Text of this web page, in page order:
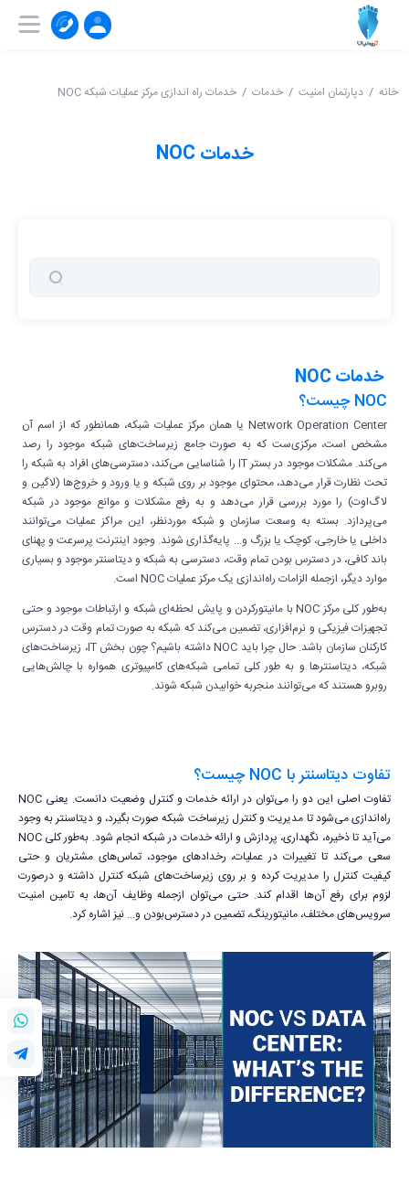
ثبت‌ نام | ورود
خانه دپارتمان امنیت خدمات خدمات راه اندازی مرکز عملیات شبکه NOC
خدمات NOC
خدمات NOC
NOC چیست؟
Network Operation Center یا همان مرکز عملیات شبکه، همانطور که از اسم آن
مشخص است، مرکزی‌ست که به صورت جامع زیرساخت‌های شبکه موجود را رصد
می‌کند. مشکلات موجود در بستر IT را شناسایی می‌کند، دسترسی‌های افراد به شبکه را
تحت نظارت قرار می‌دهد، محتوای موجود بر روی شبکه و یا ورود و خروج‌ها (لاگین و
لاگ‌اوت) را مورد بررسی قرار می‌دهد و به رفع مشکلات و موانع موجود در شبکه
می‌پردازد. بسته به وسعت سازمان و شبکه موردنظر، این مراکز عملیات می‌توانند
داخلی یا خارجی، کوچک یا بزرگ و... پایه‌گذاری شوند. وجود اینترنت پرسرعت و پهنای
باند کافی، در دسترس بودن تمام وقت، دسترسی به شبکه و دیتاسنتر موجود و بسیاری
موارد دیگر، ازجمله الزامات راه‌اندازی یک مرکز عملیات NOC است.
به‌طور کلی مرکز NOC با مانیتورکردن و پایش لحظه‌ای شبکه و ارتباطات موجود و حتی
تجهیزات فیزیکی و نرم‌افزاری، تضمین می‌کند که شبکه به صورت تمام وقت در دسترس
کارکنان سازمان باشد. حال چرا باید NOC داشته باشیم؟ چون بخش IT، زیرساخت‌های
شبکه، دیتاسنترها و به طور کلی تمامی شبکه‌های کامپیوتری همواره با چالش‌هایی
روبرو هستند که می‌توانند منجربه خوابیدن شبکه شوند.
تفاوت دیتاسنتر با NOC چیست؟
تفاوت اصلی این دو را می‌توان در ارائه خدمات و کنترل وضعیت دانست. یعنی NOC
راه‌اندازی می‌شود تا مدیریت و کنترل زیرساخت شبکه صورت بگیرد، و دیتاسنتر به وجود
می‌آید تا ذخیره، نگهداری، پردازش و ارائه خدمات در شبکه انجام شود. به‌طور کلی NOC
سعی می‌کند تا تغییرات در عملیات، رخدادهای موجود، تماس‌های مشتریان و حتی
کیفیت کنترل را مدیریت کرده و بر روی زیرساخت‌های شبکه کنترل داشته و درصورت
لزوم برای رفع آن‌ها اقدام کند. حتی می‌توان ازجمله وظایف آن‌ها، به تامین امنیت
سرویس‌های مختلف، مانیتورینگ، تضمین در دسترس‌بودن و... نیز اشاره کرد.